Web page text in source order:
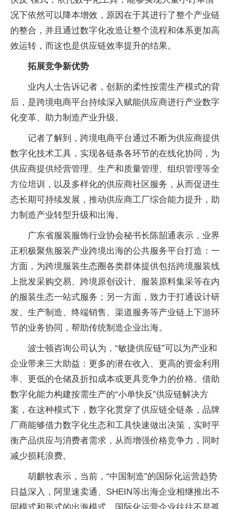
况下依然可以降本增效，原因在于其进行了整个产业链
的整合，并且通过数字化改造让整个流程和体系更加高
效运转，而这也是供应链效率提升的结果。
拓展竞争新优势
业内人士告诉记者，创新的柔性按需生产模式的背
后，是跨境电商平台持续深入赋能供应商进行产业数字
化变革、助力制造产业升级。
记者了解到，跨境电商平台通过不断为供应商提供
数字化技术工具，实现各链条各环节的在线化协同，为
供应商提供经营管理、生产和质量管理、组织管理等全
方位培训，以及多样化的供应商社区服务，从而促进生
态长期可持续发展，推动供应商工厂综合能力提升，助
力制造产业转型升级和出海。
广东省服装服饰行业协会秘书长陈韶通表示，业界
正积极聚焦服装产业跨境出海的公共服务平台打造：一
方面，为跨境服装生态圈各类群体提供包括跨境服装线
上批发采购交易、跨境原创设计、服装原料集采等在内
的服装生态一站式服务；另一方面，致力于打通设计研
发、生产制造、终端销售、渠道服务等产业链上下游环
节的业务协同，帮助传统制造企业出海。
波士顿咨询公司认为，“敏捷供应链”可以为产业和
企业带来三大助益：更多的潜在收入、更高的资金利用
率、更低的仓储及折扣成本或更具竞争力的价格。借助
数字化能力构建按需生产的“小单快反”供应链解决方
案，在这种模式下，数字化贯穿了供应链全链条，品牌
厂商能够借力数字化生态和工具快速做出决策，实时平
衡产品供应与消费者需求，从而增强价格竞争力，同时
减少损耗浪费。
胡麒牧表示，当前，“中国制造”的国际化运营趋势
日益深入，阿里速卖通、SHEIN等出海企业相继推出不